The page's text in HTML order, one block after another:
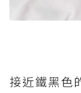
接近鐵黑色